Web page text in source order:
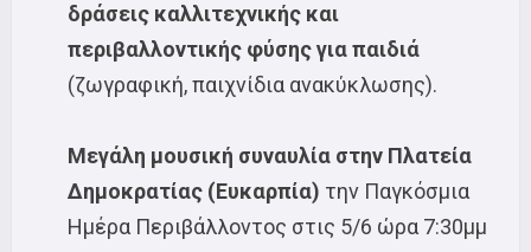
δράσεις καλλιτεχνικής και
περιβαλλοντικής φύσης για παιδιά
(ζωγραφική, παιχνίδια ανακύκλωσης).
Μεγάλη μουσική συναυλία στην Πλατεία
Δημοκρατίας (Ευκαρπία) την Παγκόσμια
Ημέρα Περιβάλλοντος στις 5/6 ώρα 7:30μμ